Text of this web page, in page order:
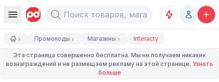
Промокоды Магазины Interacty
Эта страница совершенно бесплатна. Мы не получаем никаких
вознаграждений и не размещаем рекламу на этой странице. Узнать
больше